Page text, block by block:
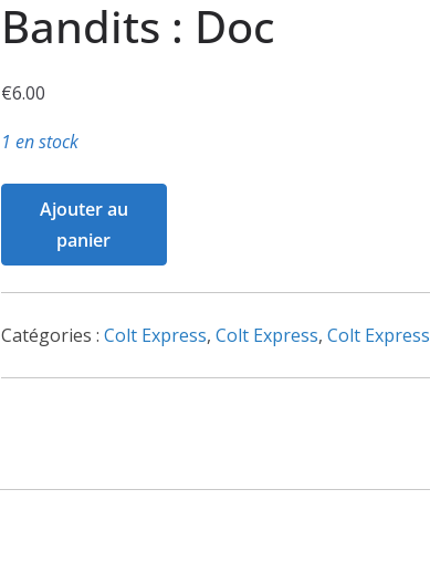
Bandits : Doc
€6.00
1 en stock
quantité
Colt
Express
Bandits
:
Ajouter au
panier
Catégories : Colt Express, Colt Express, Colt Express